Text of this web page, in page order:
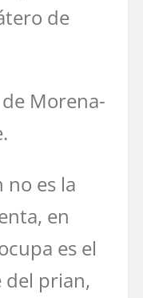
de
Morena-
no es la
en
es el
del prian,